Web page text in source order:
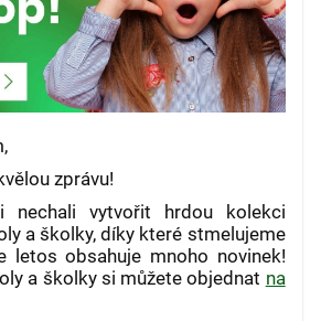
zprávu!
vytvořit hrdou kolekci
a školky, díky které stmelujeme
letos obsahuje mnoho novinek!
a školky si můžete objednat na